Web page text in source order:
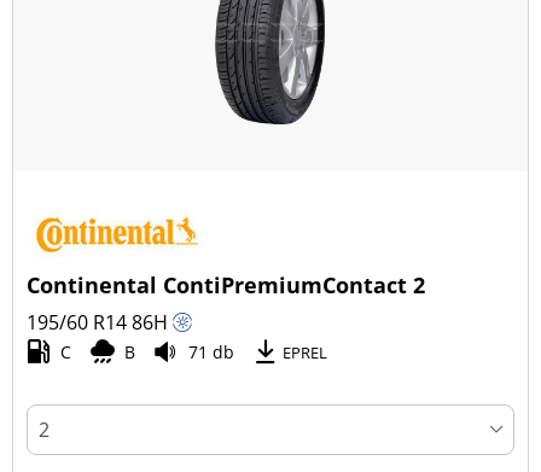
Todas as estações (0)
Ligeiro (5)
Esvaziamento limitado
Runflat (0)
Continental ContiPremiumContact 2
195/60 R1486H
C B 71 db EPREL